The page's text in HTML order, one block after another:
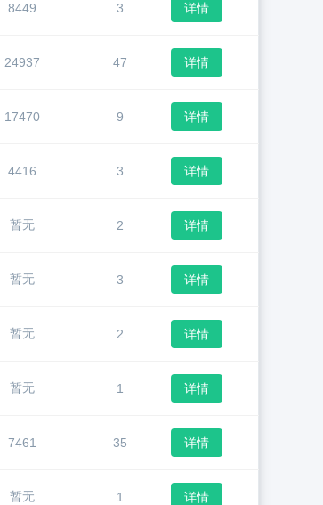
8449 3 详情
24937 47 详情
17470 9 详情
4416 3 详情
暂无 2 详情
暂无 3 详情
暂无 2 详情
暂无 1 详情
7461 35 详情
暂无 1 详情